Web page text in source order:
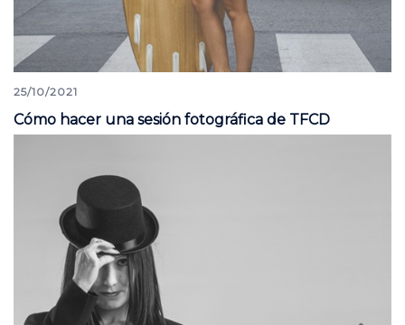
25/10/2021
Cómo hacer una sesión fotográfica de TFCD